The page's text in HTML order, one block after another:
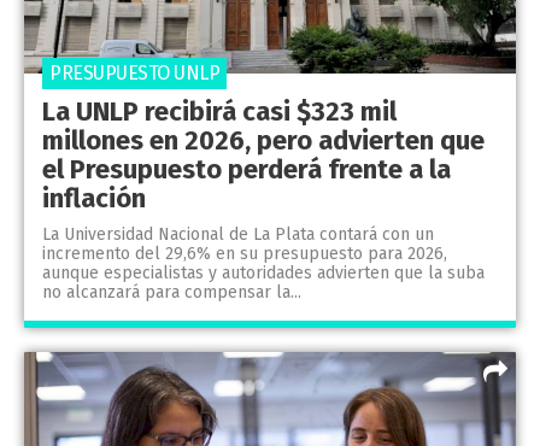
La UNLP recibirá casi $323 mil
millones en 2026, pero advierten que
el Presupuesto perderá frente a la
inflación
La Universidad Nacional de La Plata contará con un
incremento del 29,6% en su presupuesto para 2026,
aunque especialistas y autoridades advierten que la suba
no alcanzará para compensar la...
PRESUPUESTO UNLP